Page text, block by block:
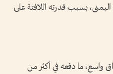
بسبب قدرته اللافتة على
واسع، ما دفعه في أكثر من